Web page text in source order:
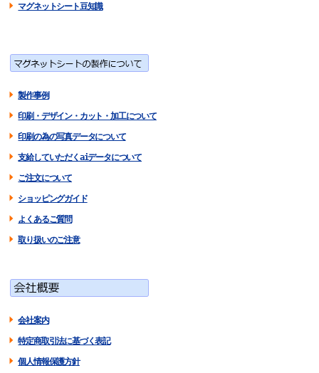
マグネットシート豆知識
製作事例
印刷・デザイン・カット・加工について
印刷の為の写真データについて
支給していただくaiデータについて
ご注文について
ショッピングガイド
よくあるご質問
取り扱いのご注意
会社案内
特定商取引法に基づく表記
個人情報保護方針